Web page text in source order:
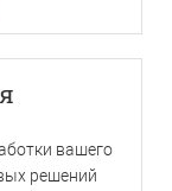
вашего
решений